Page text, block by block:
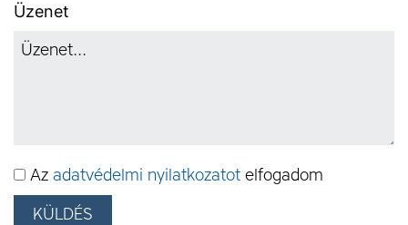
Üzenet
Az adatvédelmi nyilatkozatot elfogadom
KÜLDÉS